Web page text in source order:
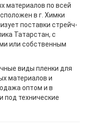
материалов по всей
в г. Химки
поставки стрейч-
Татарстан, с
или собственным
виды пленки для
материалов и
оптом и в
под технические